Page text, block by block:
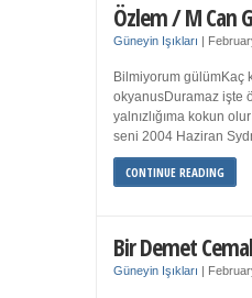
Özlem / M Can
Güneyin Işıkları
Bilmiyorum gülümKaç
okyanusDuramaz işte
yalnızlığıma kokun
seni 2004 Haziran
CONTINUE READING
Bir Demet
Güneyin Işıkları